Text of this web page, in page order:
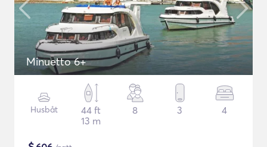
Minuetto 6+
Husbåt
44 ft
13 m
8 3 4